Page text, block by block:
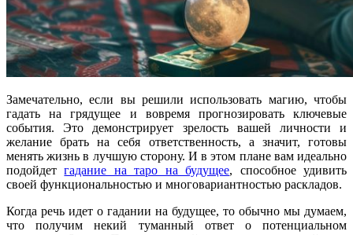
Замечательно, если вы решили использовать магию, чтобы
гадать на грядущее и вовремя прогнозировать ключевые
события. Это демонстрирует зрелость вашей личности и
желание брать на себя ответственность, а значит, готовы
менять жизнь в лучшую сторону. И в этом плане вам идеально
подойдетгадание на таро на будущее, способное удивить
своей функциональностью и многовариантностью раскладов.
Когда речь идет о гадании на будущее, то обычно мы думаем,
что получим некий туманный ответ о потенциальном